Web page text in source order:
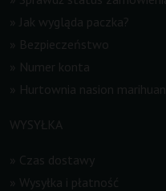
Jak wygląda paczka?
Bezpieczeństwo
Numer konta
Hurtownia nasion
WYSYŁKA
Czas dostawy
Wysyłka i płatność